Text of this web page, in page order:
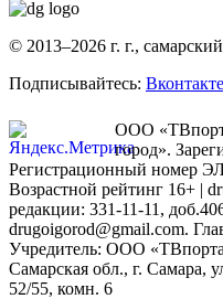
© 2013–2026 г. г.,
Подписывайтесь: Вконтакте
ООО
город».
Регистрационный номер
Возрастной рейтинг 16+ |
редакции: 331-11-11,
drugoigorod@gmail.com.
Учредитель: ООО
Самарская обл., г. Самара,
52/55, комн. 6